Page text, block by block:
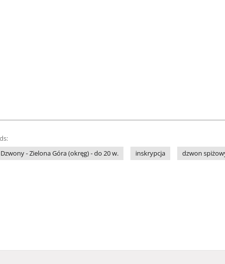
Dzwony - Zielona Góra (okręg) - do 20 w. inskrypcja dzwon